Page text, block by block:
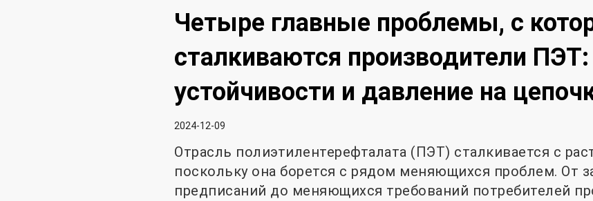
Четыре главные проблемы, с
сталкиваются производители ПЭТ:
устойчивости и давление на
2024-12-09
Отрасль полиэтилентерефталата (ПЭТ) сталкивается с
поскольку она борется с рядом меняющихся проблем. От
предписаний до меняющихся требований потребителей